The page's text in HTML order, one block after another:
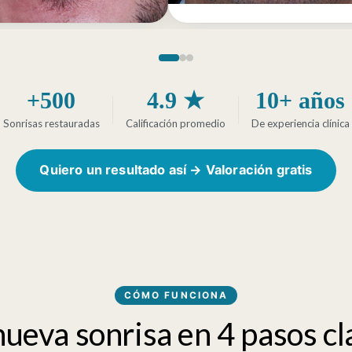
+500
Sonrisas restauradas
4.9 ★
Calificación promedio
10+ años
De experiencia clínica
Quiero un resultado así → Valoración gratis
CÓMO FUNCIONA
sonrisa en 4 pasos